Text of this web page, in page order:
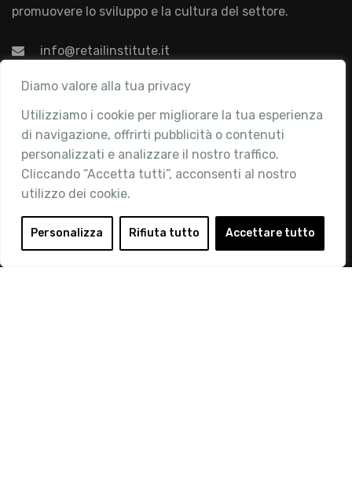
Diamo valore alla tua privacy
Utilizziamo i cookie per migliorare la tua esperienza
di navigazione, offrirti pubblicità o contenuti
personalizzati e analizzare il nostro traffico.
Cliccando “Accetta tutti”, acconsenti al nostro
utilizzo dei cookie.
Personalizza Rifiuta tutto Accettare tutto
promuovere lo sviluppo e la cultura del settore.
info@retailinstitute.it
Associazione
Chi siamo
Attività
Contatti
Area Riservata
Login
Diventa Socio